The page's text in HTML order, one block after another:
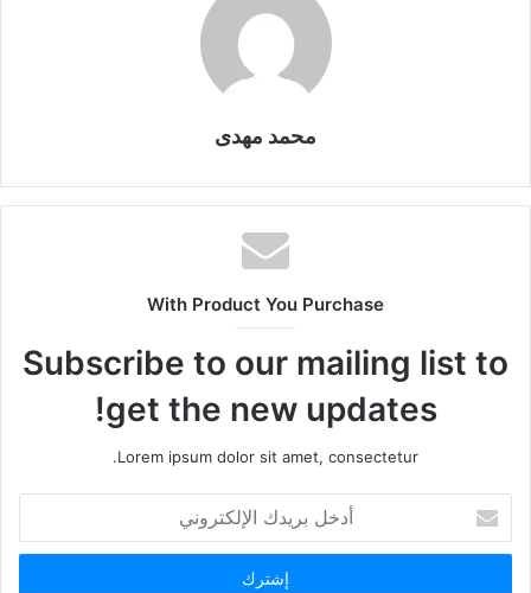
محمد مهدى
With Product You Purchase
Subscribe to our mailing list to
get the new updates!
Lorem ipsum dolor sit amet, consectetur.
بريدك
الإلكتروني